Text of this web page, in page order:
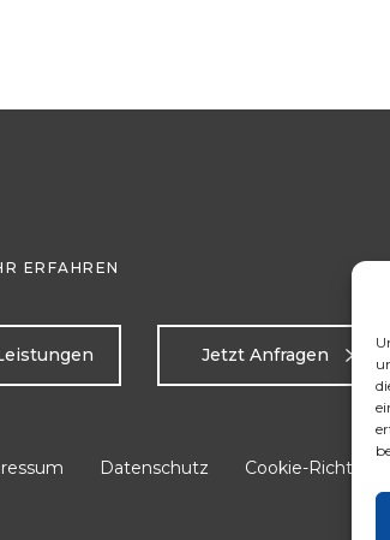
ERFAHREN
Jetzt Anfragen
Datenschutz Cookie-Richtlinie